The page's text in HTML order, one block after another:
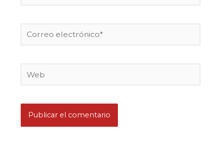
Correo
electrónico*
Web